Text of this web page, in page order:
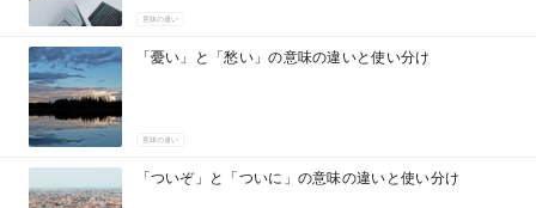
意味の違い
「憂い」と「愁い」の意味の違いと使い分け
意味の違い
「ついぞ」と「ついに」の意味の違いと使い分け